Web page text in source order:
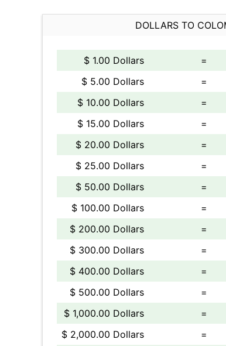
DOLLARS TO
$ 1.00 Dollars =
$ 5.00 Dollars
=
$ 10.00 Dollars
=
$ 15.00 Dollars
=
$ 20.00 Dollars
=
$ 25.00 Dollars
=
$ 50.00 Dollars
=
$ 100.00 Dollars
=
$ 200.00 Dollars
=
$ 300.00 Dollars
=
$ 400.00 Dollars
=
$ 500.00 Dollars
=
$ 1,000.00 Dollars
=
$ 2,000.00 Dollars
=